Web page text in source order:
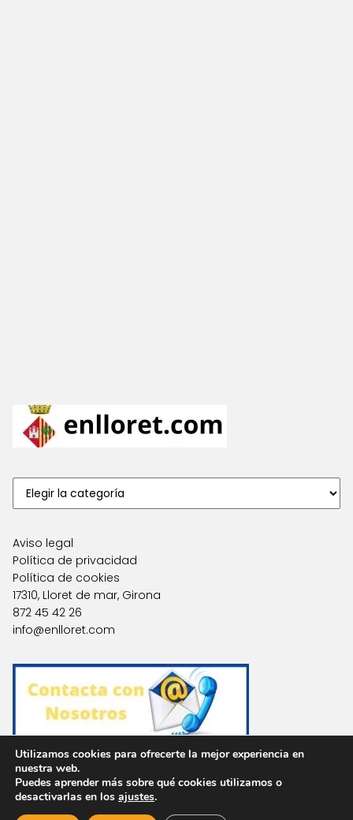
Aviso legal
Política de privacidad
Política de cookies
17310, Lloret de mar, Girona
872 45 42 26
info@enlloret.com
Agencias en Otras Localidades
Utilizamos cookies para ofrecerte la mejor experiencia en
nuestra web.
Puedes aprender más sobre qué cookies utilizamos o
desactivarlas en los ajustes.